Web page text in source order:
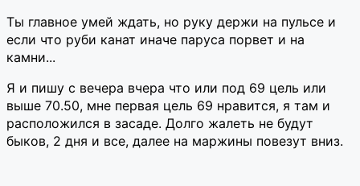
Ты главное умей ждать, но руку держи на пульсе и
если что руби канат иначе паруса порвет и на
камни...
Я и пишу с вечера вчера что или под 69 цель или
выше 70.50, мне первая цель 69 нравится, я там и
расположился в засаде. Долго жалеть не будут
быков, 2 дня и все, далее на маржины повезут вниз.